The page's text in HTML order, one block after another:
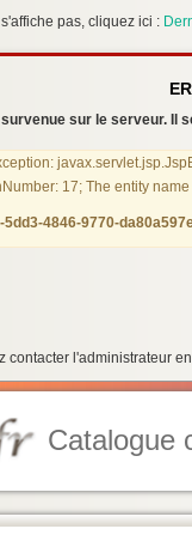
pas, cliquez ici :
sur le serveur. Il
17; The entity
4846-9770-
contacter l'administrateur
Catalogue